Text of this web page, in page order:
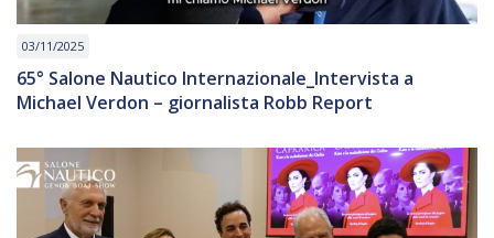
03/11/2025
65° Salone Nautico Internazionale_Intervista a
Michael Verdon – giornalista Robb Report